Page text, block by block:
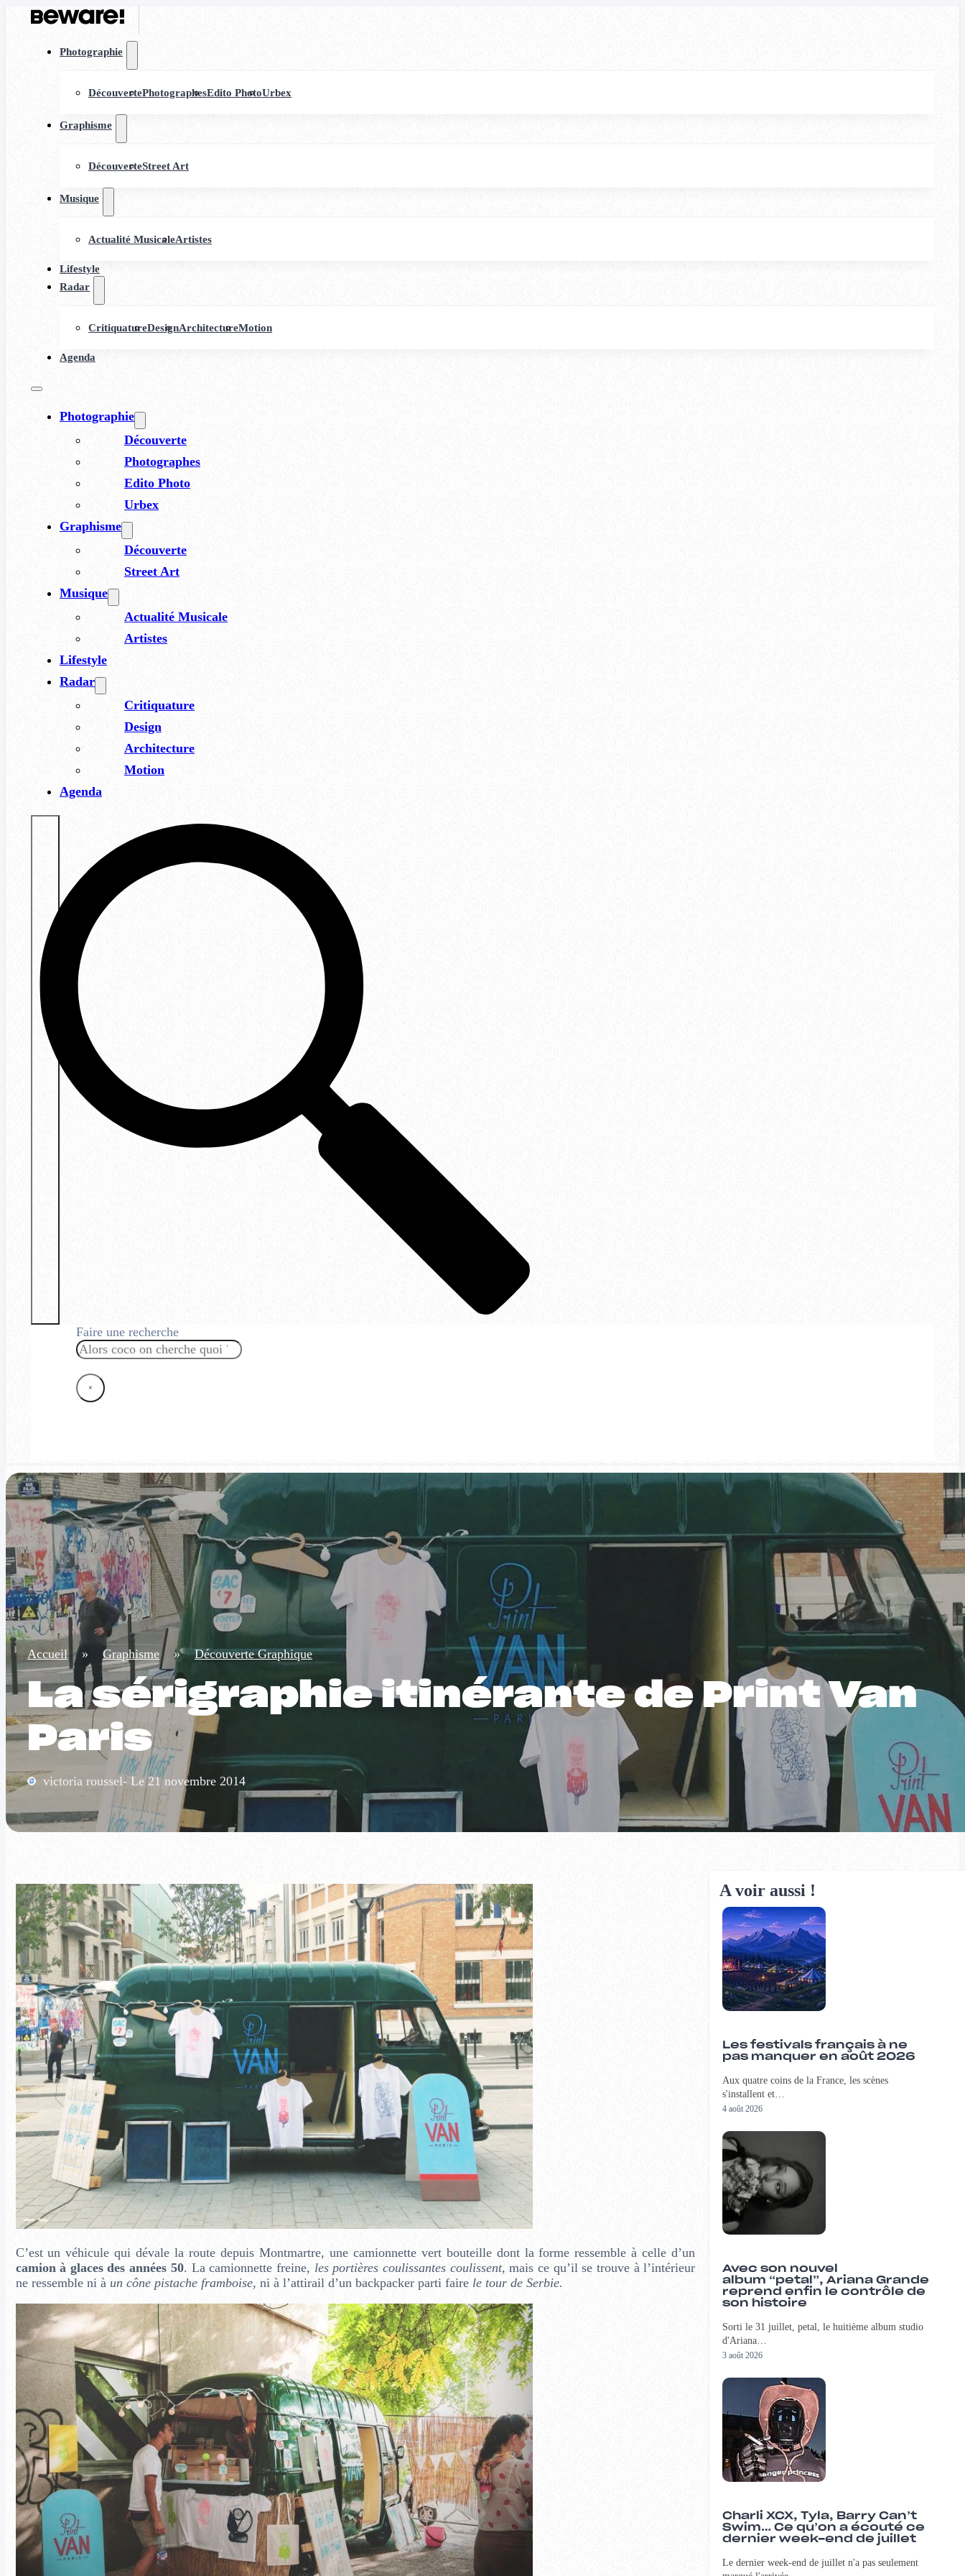
Photographie
DécouvertePhotographesEdito PhotoUrbex
Graphisme
DécouverteStreet Art
Musique
Actualité MusicaleArtistes
Lifestyle
Radar
CritiquatureDesignArchitectureMotion
Agenda
Photographie
Découverte
Photographes
Edito Photo
Urbex
Graphisme
Découverte
Street Art
Musique
Actualité Musicale
Artistes
Lifestyle
Radar
Critiquature
Design
Architecture
Motion
Agenda
Faire une recherche
Rechercher
×
Accueil » Graphisme » Découverte Graphique
La sérigraphie itinérante de Print Van
Paris
victoria roussel- Le 21 novembre 2014
C’est un véhicule qui dévale la route depuis Montmartre, une camionnette vert bouteille dont la forme ressemble à celle d’un
camion à glaces des années 50. La camionnette freine, les portières coulissantes coulissent, mais ce qu’il se trouve à l’intérieur
ne ressemble ni à un cône pistache framboise, ni à l’attirail d’un backpacker parti fairele tour de Serbie.
A voir aussi !
Les festivals français à ne
pas manquer en août 2026
Aux quatre coins de la France, les scènes
s'installent et…
4 août 2026
Avec son nouvel
album “petal”, Ariana Grande
reprend enfin le contrôle de
son histoire
Sorti le 31 juillet, petal, le huitième album studio
d'Ariana…
3 août 2026
Charli XCX, Tyla, Barry Can’t
Swim… Ce qu’on a écouté ce
dernier week-end de juillet
Le dernier week-end de juillet n'a pas seulement